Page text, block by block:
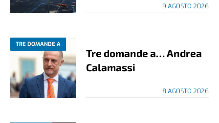
9 AGOSTO 2026
TRE DOMANDE A
Tre domande a… Andrea
Calamassi
8 AGOSTO 2026